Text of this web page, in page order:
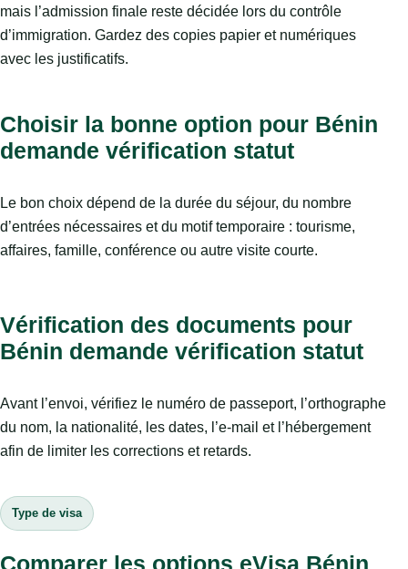
mais l’admission finale reste décidée lors du contrôle
d’immigration. Gardez des copies papier et numériques
avec les justificatifs.
Choisir la bonne option pour Bénin
demande vérification statut
Le bon choix dépend de la durée du séjour, du nombre
d’entrées nécessaires et du motif temporaire : tourisme,
affaires, famille, conférence ou autre visite courte.
Vérification des documents pour
Bénin demande vérification statut
Avant l’envoi, vérifiez le numéro de passeport, l’orthographe
du nom, la nationalité, les dates, l’e-mail et l’hébergement
afin de limiter les corrections et retards.
Type de visa
Comparer les options eVisa Bénin